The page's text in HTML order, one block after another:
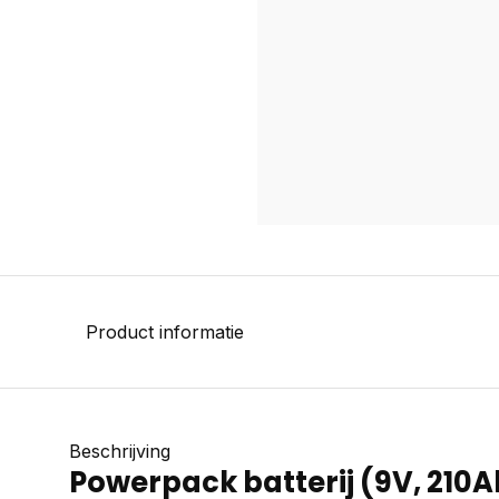
Product informatie
Beschrijving
Powerpack batterij (9V,